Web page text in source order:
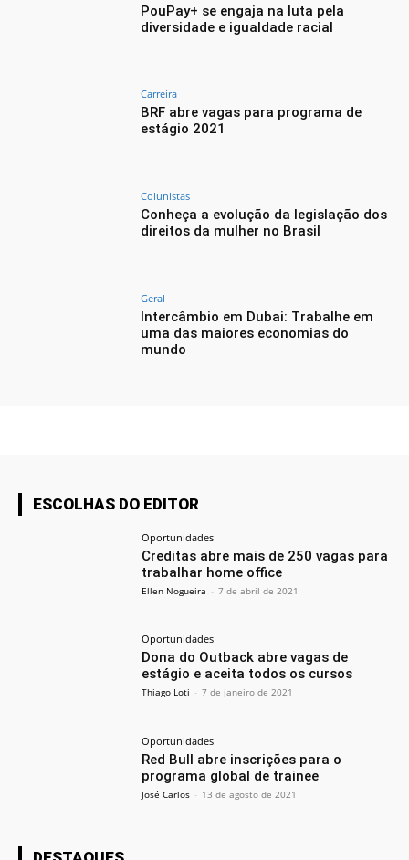
PouPay+ se engaja na luta pela
diversidade e igualdade racial
Carreira
BRF abre vagas para programa de
estágio 2021
Colunistas
Conheça a evolução da legislação dos
direitos da mulher no Brasil
Geral
Intercâmbio em Dubai: Trabalhe em
uma das maiores economias do
mundo
ESCOLHAS DO EDITOR
Oportunidades
Creditas abre mais de 250 vagas para
trabalhar home office
Ellen Nogueira - 7 de abril de 2021
Oportunidades
Dona do Outback abre vagas de
estágio e aceita todos os cursos
Thiago Loti - 7 de janeiro de 2021
Oportunidades
Red Bull abre inscrições para o
programa global de trainee
José Carlos - 13 de agosto de 2021